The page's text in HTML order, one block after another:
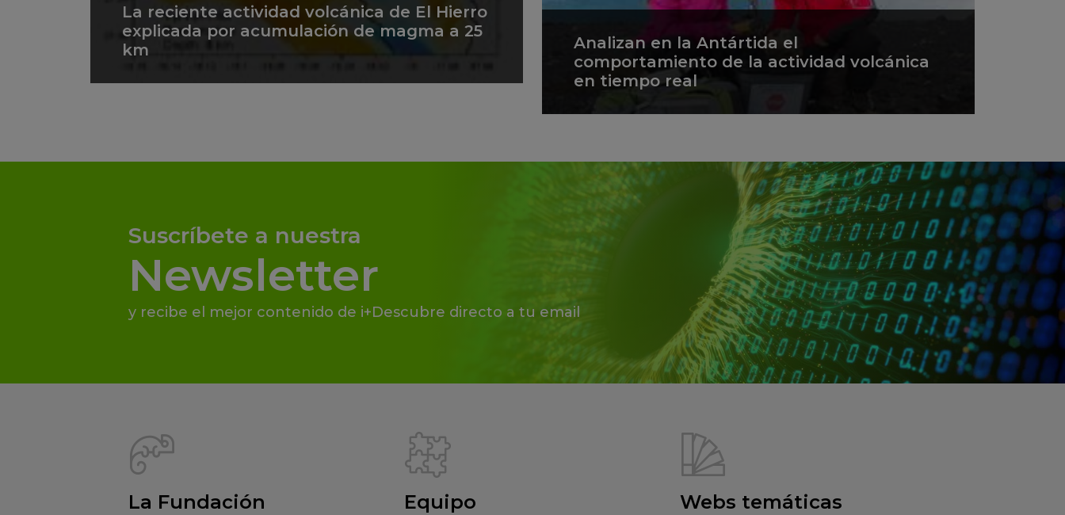
La reciente actividad volcánica de El Hierro
explicada por acumulación de magma a 25
km
Analizan en la Antártida el
comportamiento de la actividad volcánica
en tiempo real
Suscríbete a nuestra
Newsletter
y recibe el mejor contenido de i+Descubre directo a tu email
La Fundación Equipo Webs temáticas